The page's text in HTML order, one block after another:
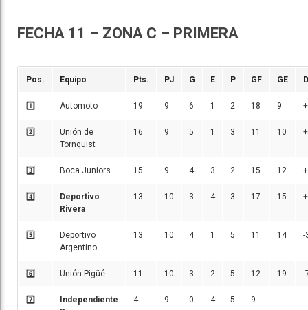
FECHA 11 – ZONA C – PRIMERA
Pos. Equipo Pts. PJ G E P GF GE
1️⃣ Automoto 19 9 6 1 2 18 9
2️⃣
Unión de
Tornquist
16 9 5 1 3 11 10
3️⃣ Boca Juniors 15 9 4 3 2 15 12
4️⃣
Deportivo
Rivera
13 10 3 4 3 17 15
5️⃣
Deportivo
Argentino
13 10 4 1 5 11 14 -
6️⃣ Unión Pigüé 11 10 3 2 5 12 19 -
7️⃣
Independiente
4 9 0 4 5 9